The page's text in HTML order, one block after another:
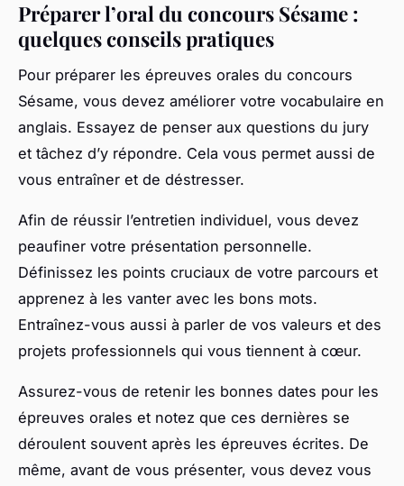
Préparer l’oral du concours Sésame :
quelques conseils pratiques
Pour préparer les épreuves orales du concours
Sésame, vous devez améliorer votre vocabulaire en
anglais. Essayez de penser aux questions du jury
et tâchez d’y répondre. Cela vous permet aussi de
vous entraîner et de déstresser.
Afin de réussir l’entretien individuel, vous devez
peaufiner votre présentation personnelle.
Définissez les points cruciaux de votre parcours et
apprenez à les vanter avec les bons mots.
Entraînez-vous aussi à parler de vos valeurs et des
projets professionnels qui vous tiennent à cœur.
Assurez-vous de retenir les bonnes dates pour les
épreuves orales et notez que ces dernières se
déroulent souvent après les épreuves écrites. De
même, avant de vous présenter, vous devez vous